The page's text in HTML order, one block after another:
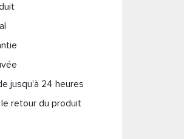
jusqu'à 24 heures
retour du produit